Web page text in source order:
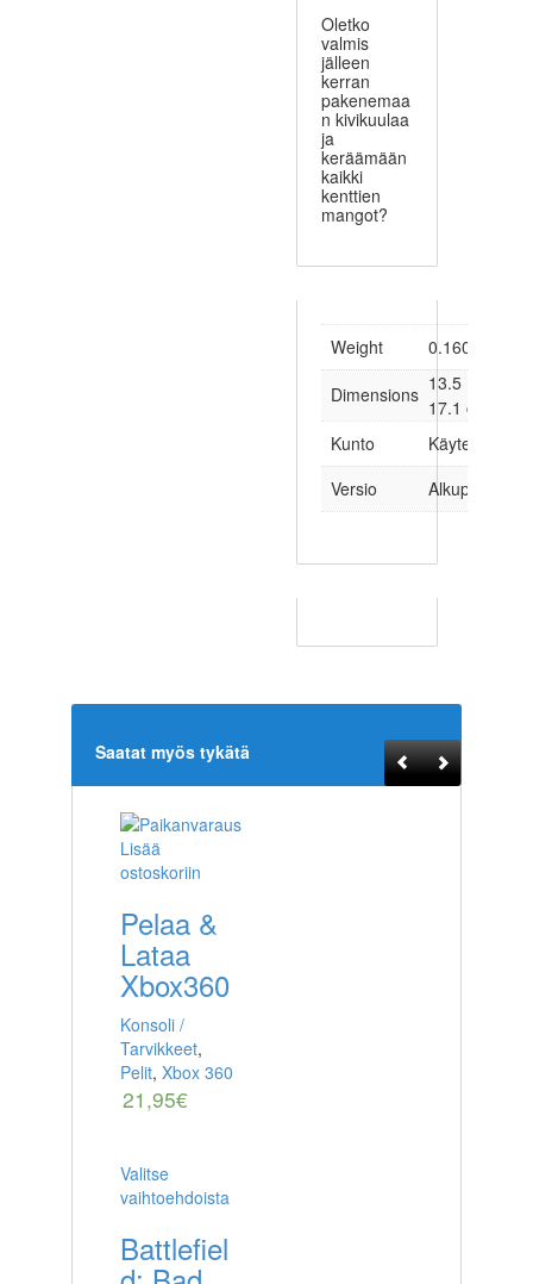
Oletko
valmis
jälleen
kerran
pakenemaa
n kivikuulaa
ja
keräämään
kaikki
kenttien
mangot?
Weight
0.160 kg
Dimensions 13.5 × 1.6 ×
17.1 cm
Kunto
Käytetty
Versio
Alkuperäinen
Saatat myös tykätä
Lisää
ostoskoriin
Pelaa &
Lataa
Xbox360
Konsoli /
Tarvikkeet,
Pelit, Xbox 360
21,95€
Valitse
vaihtoehdoista
Battlefiel